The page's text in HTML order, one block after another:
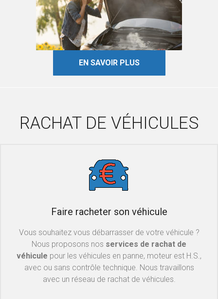
EN SAVOIR PLUS
RACHAT DE VÉHICULES
Faire racheter son véhicule
Vous souhaitez vous débarrasser de votre véhicule ?
Nous proposons nos services de rachat de
véhicule pour les véhicules en panne, moteur est H.S.,
avec ou sans contrôle technique. Nous travaillons
avec un réseau de rachat de véhicules.